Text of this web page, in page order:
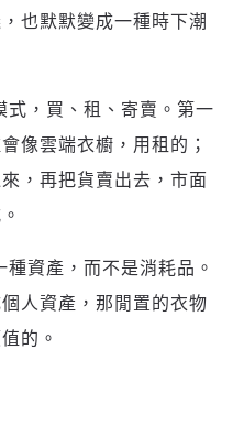
也默默變成一種時下潮
式，買、租、寄賣 。第一
像雲端衣櫥，用租的；
，再把貨賣出去，市面
種資產，而不是消耗品。
人資產，那閒置的衣物
的。